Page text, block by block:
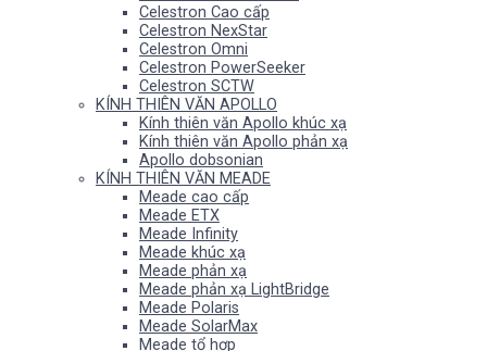
Celestron Cao cấp
Celestron NexStar
Celestron Omni
Celestron PowerSeeker
Celestron SCTW
KÍNH THIÊN VĂN APOLLO
Kính thiên văn Apollo khúc xạ
Kính thiên văn Apollo phản xạ
Apollo dobsonian
KÍNH THIÊN VĂN MEADE
Meade cao cấp
Meade ETX
Meade Infinity
Meade khúc xạ
Meade phản xạ
Meade phản xạ LightBridge
Meade Polaris
Meade SolarMax
Meade tổ hợp